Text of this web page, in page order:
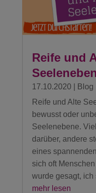
Reife und
17.10.2020
Blog
Reife und Alte
bewusst oder
Seelenebene.
darüber, andere
eines
sich oft
wurde gesagt, ich
mehr lesen